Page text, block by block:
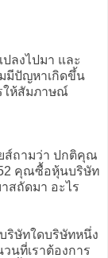
ลงไปมา และ
มีปัญหาเกิดขึ้น
ให้สัมภาษณ์
ส์ถามว่า ปกติคุณ
คุณซื้อหุ้นบริษัท
สถัดมา อะไร
ริษัทใดบริษัทหนึ่ง
นที่เราต้องการ